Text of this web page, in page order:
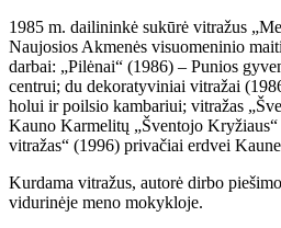
1985 m. dailininkė sukūrė vitražus
Naujosios Akmenės visuomeninio
darbai: „Pilėnai“ (1986) – Punios
centrui; du dekoratyviniai vitražai
holui ir poilsio kambariui; vitražas
Kauno Karmelitų „Šventojo
vitražas“ (1996) privačiai erdvei
Kurdama vitražus, autorė dirbo
vidurinėje meno mokykloje.